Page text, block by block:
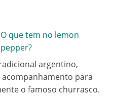
O que tem no lemon
pepper?
argentino,
para
o famoso churrasco.